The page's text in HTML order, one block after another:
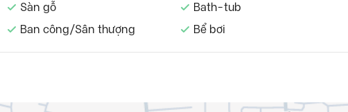
Sàn gỗ
Bath-tub
Ban công/Sân thượng Bể bơi